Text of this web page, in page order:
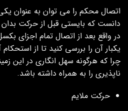
اتصال محکم را می توان به عنوان
دانست که بایستی قبل از حرکت
در واقع بعد از اتصال تمام اجزای
یکبار آن را بررسی کنید تا از
چرا که هرگونه سهل انگاری در این
ناپذیری را به همراه داشته باشد.
حرکت ملایم